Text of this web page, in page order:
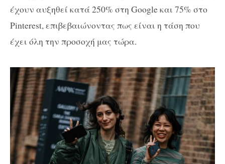
έχουν αυξηθεί κατά 250% στη Google και 75% στο
Pinterest, επιβεβαιώνοντας πως είναι η τάση που
έχει όλη την προσοχή μας τώρα.